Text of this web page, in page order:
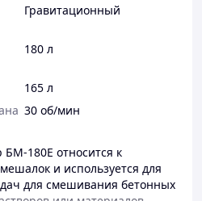
Гравитационный
180 л
165 л
30 об/мин
180Е относится к
и используется для
для смешивания бетонных